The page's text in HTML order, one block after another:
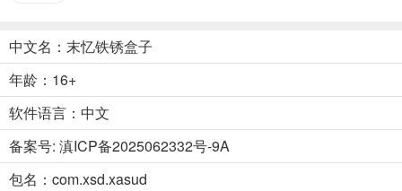
中文名：末忆铁锈盒子
年龄：16+
软件语言：中文
备案号: 滇ICP备2025062332号-9A
包名：com.xsd.xasud